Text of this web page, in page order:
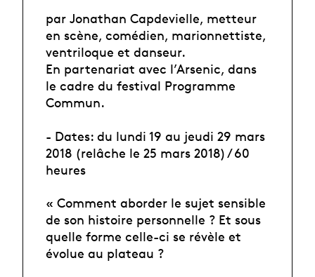
par Jonathan Capdevielle, metteur
en scène, comédien, marionnettiste,
ventriloque et danseur.
En partenariat avec l’Arsenic, dans
le cadre du festival Programme
Commun.
- Dates: du lundi 19 au jeudi 29 mars
2018 (relâche le 25 mars 2018) / 60
heures
« Comment aborder le sujet sensible
de son histoire personnelle ? Et sous
quelle forme celle-ci se révèle et
évolue au plateau ?